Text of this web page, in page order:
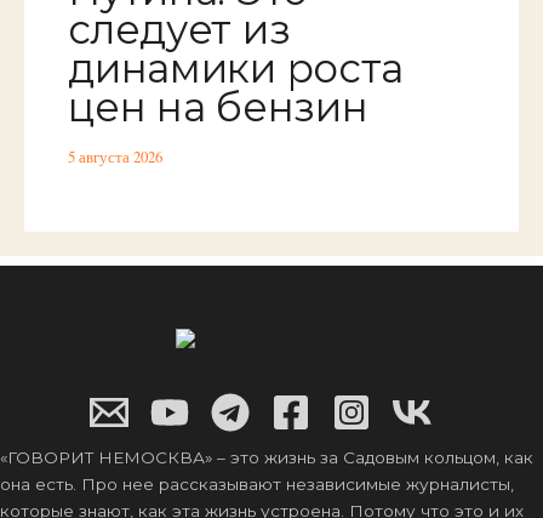
следует из
динамики роста
цен на бензин
5 августа 2026
«ГОВОРИТ НЕМОСКВА» – это жизнь за Садовым кольцом, как
она есть. Про нее рассказывают независимые журналисты,
которые знают, как эта жизнь устроена. Потому что это и их